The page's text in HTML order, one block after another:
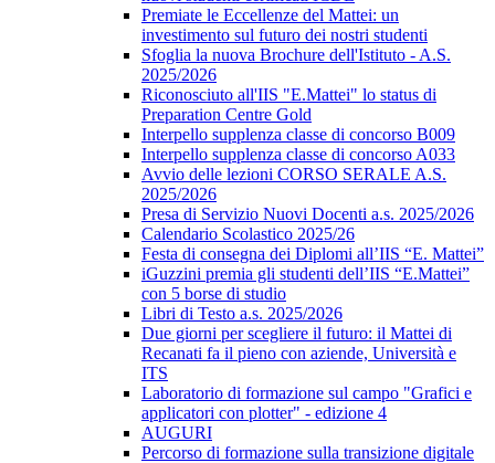
Premiate le Eccellenze del Mattei: un
investimento sul futuro dei nostri studenti
Sfoglia la nuova Brochure dell'Istituto - A.S.
2025/2026
Riconosciuto all'IIS "E.Mattei" lo status di
Preparation Centre Gold
Interpello supplenza classe di concorso B009
Interpello supplenza classe di concorso A033
Avvio delle lezioni CORSO SERALE A.S.
2025/2026
Presa di Servizio Nuovi Docenti a.s. 2025/2026
Calendario Scolastico 2025/26
Festa di consegna dei Diplomi all’IIS “E. Mattei”
iGuzzini premia gli studenti dell’IIS “E.Mattei”
con 5 borse di studio
Libri di Testo a.s. 2025/2026
Due giorni per scegliere il futuro: il Mattei di
Recanati fa il pieno con aziende, Università e
ITS
Laboratorio di formazione sul campo "Grafici e
applicatori con plotter" - edizione 4
AUGURI
Percorso di formazione sulla transizione digitale